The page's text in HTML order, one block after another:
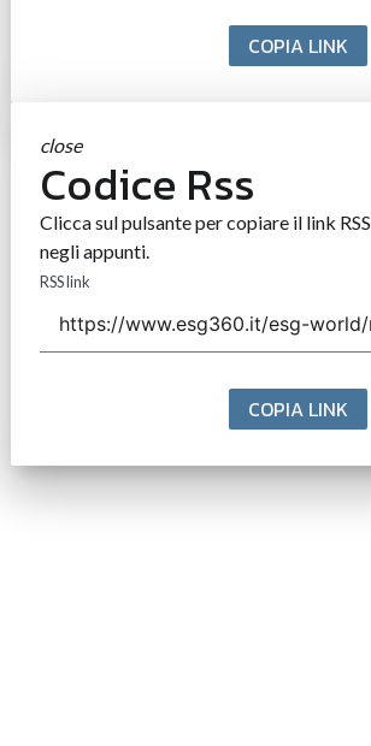
COPIA LINK
close
Codice Rss
Clicca sul pulsante per copiare il link RSS
negli appunti.
RSS link
COPIA LINK